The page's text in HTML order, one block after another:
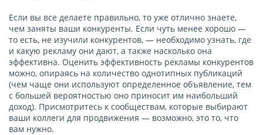
Если вы все делаете правильно, то уже отлично знаете,
чем заняты ваши конкуренты. Если чуть менее хорошо —
то есть, не изучили конкурентов, — необходимо узнать, где
и какую рекламу они дают, а также насколько она
эффективна. Оценить эффективность рекламы конкурентов
можно, опираясь на количество однотипных публикаций
(чем чаще они используют определенное объявление, тем
с большей вероятностью оно приносит им наибольший
доход). Присмотритесь к сообществам, которые выбирают
ваши коллеги для продвижения — возможно, это то, что
вам нужно.